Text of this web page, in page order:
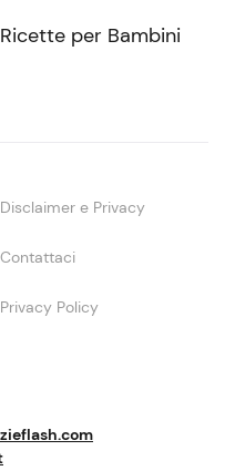
Ricette per Bambini
Disclaimer e Privacy
Contattaci
Privacy Policy